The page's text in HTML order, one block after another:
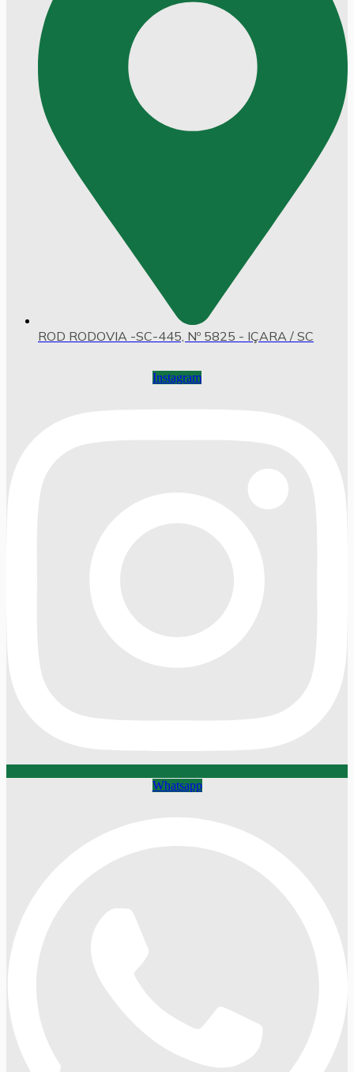
ROD RODOVIA -SC-445, Nº 5825 - IÇARA / SC
Instagram
Whatsapp